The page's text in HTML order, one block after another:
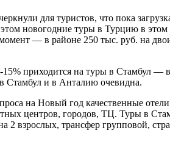
для туристов, что пока
новогодние туры в Турцию в
— в районе 250 тыс. руб. на
приходится на туры в Стамбул —
Стамбул и в Анталию очевидна.
на Новый год качественные
центров, городов, ТЦ. Туры в
взрослых, трансфер групповой,